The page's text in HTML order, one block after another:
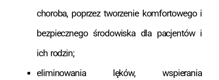
choroba, poprzez tworzenie komfortowego i
bezpiecznego środowiska dla pacjentów i
ich rodzin;
eliminowania lęków, wspierania